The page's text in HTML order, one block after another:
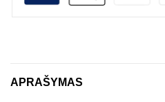
APRAŠYMAS